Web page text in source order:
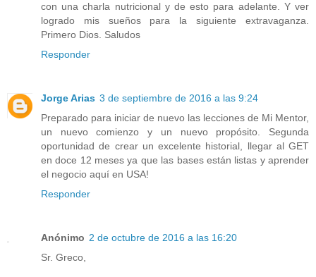
con una charla nutricional y de esto para adelante. Y ver
logrado mis sueños para la siguiente extravaganza.
Primero Dios. Saludos
Responder
Jorge Arias 3 de septiembre de 2016 a las 9:24
Preparado para iniciar de nuevo las lecciones de Mi Mentor,
un nuevo comienzo y un nuevo propósito. Segunda
oportunidad de crear un excelente historial, llegar al GET
en doce 12 meses ya que las bases están listas y aprender
el negocio aquí en USA!
Responder
Anónimo 2 de octubre de 2016 a las 16:20
Sr. Greco,